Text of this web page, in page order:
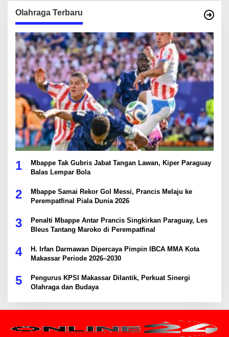
Olahraga Terbaru
1
Mbappe Tak Gubris Jabat Tangan Lawan, Kiper Paraguay
Balas Lempar Bola
2
Mbappe Samai Rekor Gol Messi, Prancis Melaju ke
Perempatfinal Piala Dunia 2026
3
Penalti Mbappe Antar Prancis Singkirkan Paraguay, Les
Bleus Tantang Maroko di Perempatfinal
4
H. Irfan Darmawan Dipercaya Pimpin IBCA MMA Kota
Makassar Periode 2026–2030
5
Pengurus KPSI Makassar Dilantik, Perkuat Sinergi
Olahraga dan Budaya